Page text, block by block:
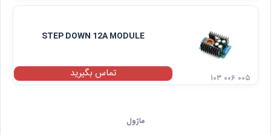
STEP DOWN 12A MODULE
تماس بگیرید ۱۰۳ ۰۰۶ ۰۰۵
ماژول